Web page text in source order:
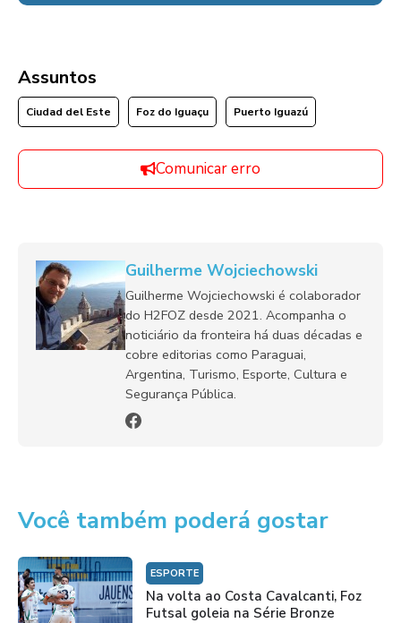
Assuntos
Ciudad del Este Foz do Iguaçu Puerto Iguazú
Comunicar erro
Guilherme Wojciechowski
Guilherme Wojciechowski é colaborador
do H2FOZ desde 2021. Acompanha o
noticiário da fronteira há duas décadas e
cobre editorias como Paraguai,
Argentina, Turismo, Esporte, Cultura e
Segurança Pública.
Você também poderá gostar
ESPORTE
Na volta ao Costa Cavalcanti, Foz
Futsal goleia na Série Bronze